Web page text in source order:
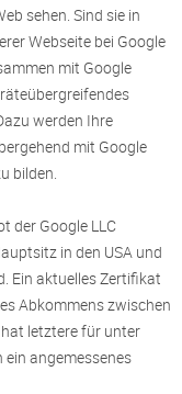
sehen. Sind sie in
Webseite bei Google
mit Google
werden Ihre
mit Google
bilden.
der Google LLC
in den USA und
Ein aktuelles Zertifikat
Abkommens zwischen
letztere für unter
angemessenes